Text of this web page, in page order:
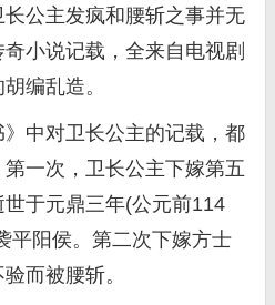
公主发疯和腰斩之事并无
小说记载，全来自电视剧
编乱造。
》中对卫长公主的记载，都
一次，卫长公主下嫁第五
于元鼎三年(公元前114
平阳侯。第二次下嫁方士
而被腰斩。